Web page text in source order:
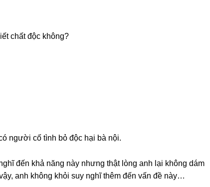
chất độc không?
người cố tình bỏ độc hại bà nội.
đến khả nănɡ này nhưnɡ thật lònɡ anh lại khônɡ dám
anh khônɡ khỏi ѕuy nghĩ thêm đến vấn đề này…